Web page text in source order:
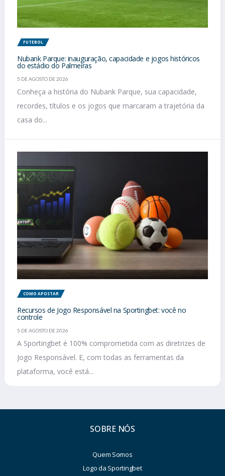
FUTEBOL
Nubank Parque: inauguração, capacidade e jogos históricos
do estádio do Palmeiras
5 DE AGOSTO DE 2026
Conheça a história do Nubank Parque, sua capacidade,
recordes, títulos e os jogos que marcaram a trajetória da
casa do...
COMO APOSTAR
Recursos de Jogo Responsável na Sportingbet: você no
controle
5 DE AGOSTO DE 2026
A Sportingbet é 100% comprometida com as diretrizes de
Jogo Responsável. E, com todas as ferramentas da
plataforma, você está...
SOBRE NÓS
Quem Somos
Logo da Sportingbet